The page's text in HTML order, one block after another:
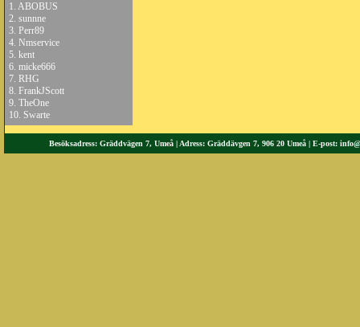
1. ABOBUS
2. sunnne
3. Perr89
4. Nmservice
5. kent
6. micke666
7. RHG
8. FrankJScott
9. TheOne
10. Swarte
Besöksadress: Gräddvägen 7, Umeå | Adress: Gräddävgen 7, 906 20 Umeå | E-post: